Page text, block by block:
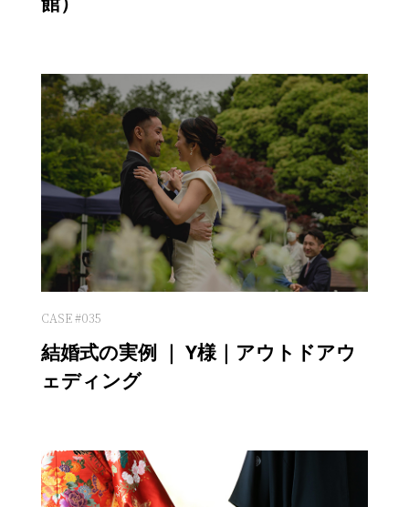
CASE #035
結婚式の実例 ｜ Y様｜アウトドアウ
ェディング